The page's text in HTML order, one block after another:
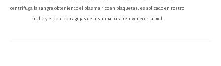
centrifuga la sangre obteniendo el plasma rico en plaquetas, es aplicado en rostro,
cuello y escote con agujas de insulina para rejuvenecer la piel.